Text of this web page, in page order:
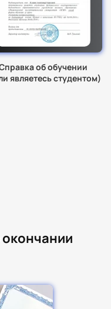
об обучении
являетесь студентом)